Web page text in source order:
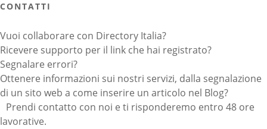
CONTATTI
Vuoi collaborare con Directory Italia?
Ricevere supporto per il link che hai registrato?
Segnalare errori?
Ottenere informazioni sui nostri servizi, dalla segnalazione
di un sito web a come inserire un articolo nel Blog?
Prendi contatto con noi e ti risponderemo entro 48 ore
lavorative.